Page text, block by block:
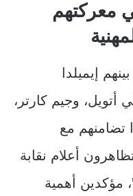
معركتهم
إيميلدا
أتويل، وجيم كارتر،
تضامنهم مع
أعلام نقابة
مؤكدين أهمية